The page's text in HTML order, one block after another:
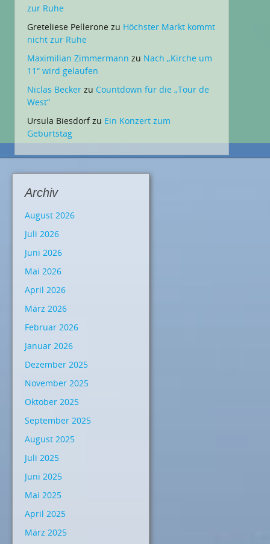
zur Ruhe
Greteliese Pellerone zu Höchster Markt kommt
nicht zur Ruhe
Maximilian Zimmermann zu Nach „Kirche um
11“ wird gelaufen
Niclas Becker zu Countdown für die „Tour de
West“
Ursula Biesdorfzu Ein Konzert zum
Geburtstag
Archiv
August 2026
Juli 2026
Juni 2026
Mai 2026
April 2026
März 2026
Februar 2026
Januar 2026
Dezember 2025
November 2025
Oktober 2025
September 2025
August 2025
Juli 2025
Juni 2025
Mai 2025
April 2025
März 2025